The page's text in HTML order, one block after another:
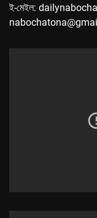
ই-মেইল: